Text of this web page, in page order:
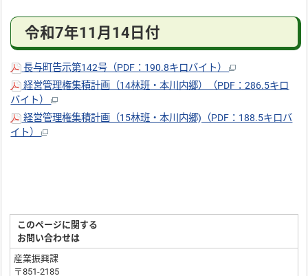
令和7年11月14日付
長与町告示第142号（PDF：190.8キロバイト）
経営管理権集積計画（14林班・本川内郷）（PDF：286.5キロ
バイト）
経営管理権集積計画（15林班・本川内郷)（PDF：188.5キロバ
イト）
このページに関する
お問い合わせは
産業振興課
〒851-2185